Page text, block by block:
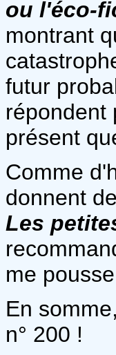
ou l'éco-
montrant
futur
répondent
présent
Comme
donnent
Les
me
En
n° 200 !